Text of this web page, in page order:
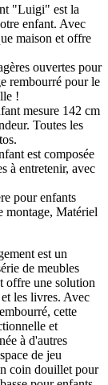
"Luigi" est la
enfant. Avec
maison et offre
ouvertes pour
rembourré pour le
!
mesure 142 cm
Toutes les
est composée
à entretenir, avec
pour enfants
montage, Matériel
est un
de meubles
offre une solution
les livres. Avec
cette
et
à d'autres
de jeu
coin douillet pour